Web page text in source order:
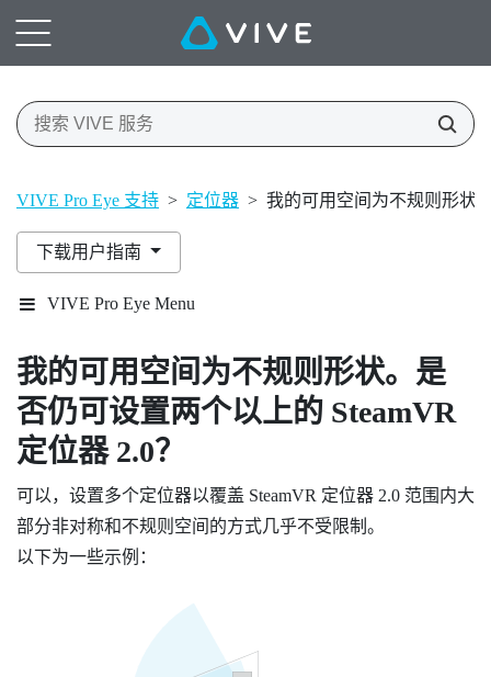
VIVE Pro Eye 支持 > 定位器 > 我的可用空间为不规则形状
下载用户指南
VIVE Pro Eye Menu
我的可用空间为不规则形状。是
否仍可设置两个以上的 SteamVR
定位器 2.0？
可以，设置多个定位器以覆盖 SteamVR 定位器 2.0 范围内大
部分非对称和不规则空间的方式几乎不受限制。
以下为一些示例：